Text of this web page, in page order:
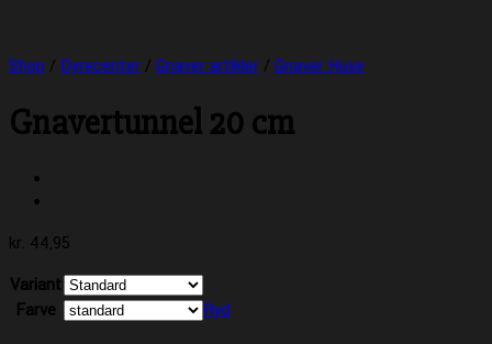
Shop / Dyrecenter / Gnaver artikler / Gnaver Huse
Gnavertunnel 20 cm
kr. 44,95
Variant
Farve
Ryd